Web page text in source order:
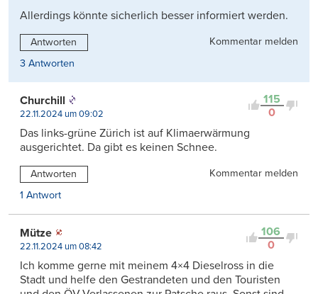
Allerdings könnte sicherlich besser informiert werden.
Antworten
Kommentar melden
3 Antworten
115
0
Churchill
22.11.2024 um 09:02
Das links-grüne Zürich ist auf Klimaerwärmung
ausgerichtet. Da gibt es keinen Schnee.
Antworten
Kommentar melden
1 Antwort
106
0
Mütze
22.11.2024 um 08:42
Ich komme gerne mit meinem 4×4 Dieselross in die
Stadt und helfe den Gestrandeten und den Touristen